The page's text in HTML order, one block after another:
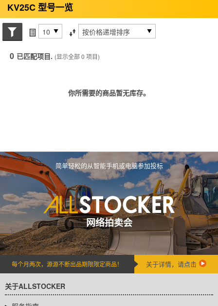
KV25C 型号一览
搜索状态每页项目 排序方式
0 已匹配项目. (显示全部 0 项目)
你所需要的商品暂无库存。
简单轻松的从智能手机或电脑参加投标
网络拍卖会
每个月两次，源源不断出品期限限定商品！ 关于详情，请点击
关于ALLSTOCKER